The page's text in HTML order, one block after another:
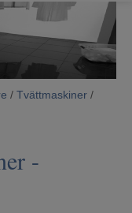
/ Tvättmaskiner /
-